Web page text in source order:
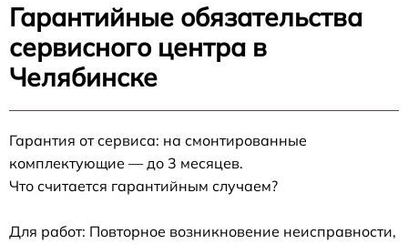
Гарантийные обязательства
сервисного центра в
Челябинске
Гарантия от сервиса: на смонтированные
комплектующие — до 3 месяцев.
Что считается гарантийным случаем?
Для работ: Повторное возникновение неисправности,